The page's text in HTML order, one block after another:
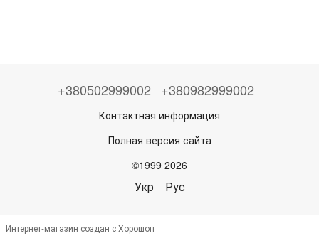
+380502999002 +380982999002
Контактная информация
Полная версия сайта
©1999 2026
Укр Рус
Интернет-магазин создан с Хорошоп